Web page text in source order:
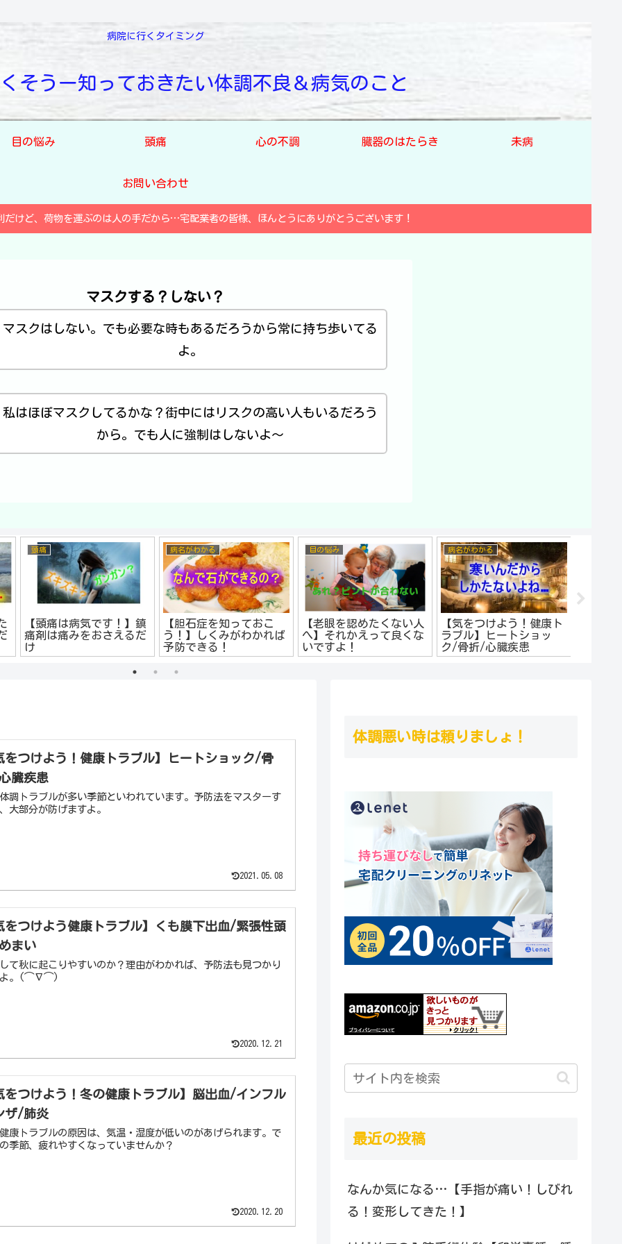
病院に行くタイミング
そうー知っておきたい体調不良＆病気のこと
目の悩み 頭痛 心の不調 臓器のはたらき 未病
お問い合わせ
だけど、荷物を運ぶのは人の手だから…宅配業者の皆様、ほんとうにありがとうございます！
マスクする？しない？
マスクはしない。でも必要な時もあるだろうから常に持ち歩いてる
よ。
私はほぼマスクしてるかな？街中にはリスクの高い人もいるだろう
から。でも人に強制はしないよ～
鎮
だ
病名がわかる
【胆石症を知っておこ
う！】しくみがわかれば
目の悩み
【老眼を認めたくない人
へ】それかえって良くな
いですよ！
病名がわかる
【気をつけよう！健康ト
ラブル】ヒートショッ
ク/骨折/心臓疾患
心の不調
【自律神経ってなに？】
交感神経と副交感神経の
バランス
をつけよう！健康トラブル】ヒートショック/骨
臓疾患
調トラブルが多い季節といわれています。予防法をマスターす
大部分が防げますよ。
2021.05.08
をつけよう健康トラブル】くも膜下出血/緊張性頭
まい
て秋に起こりやすいのか？理由がわかれば、予防法も見つかり
よ。(⌒∇⌒)
2020.12.21
をつけよう！冬の健康トラブル】脳出血/インフル
ザ/肺炎
康トラブルの原因は、気温・湿度が低いのがあげられます。で
季節、疲れやすくなっていませんか？
2020.12.20
体調悪い時は頼りましょ！
最近の投稿
なんか気になる…【手指が痛い！しびれ
る！変形してきた！】